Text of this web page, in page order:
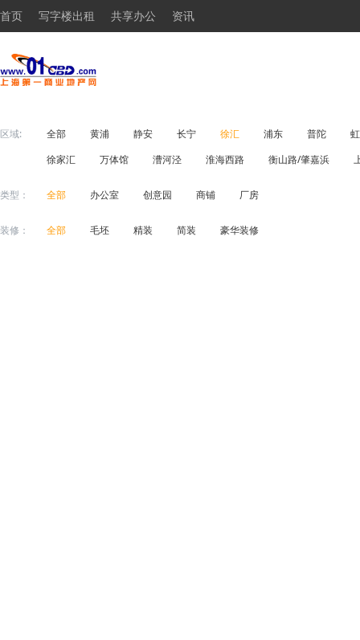
首页 写字楼出租 共享办公 资讯
区域: 全部 黄浦 静安 长宁 徐汇 浦东 普陀
徐家汇
万体馆 漕河泾 淮海西路 衡山路/肇嘉浜
类型： 全部 办公室 创意园 商铺 厂房
装修： 全部 毛坯 精装 简装 豪华装修